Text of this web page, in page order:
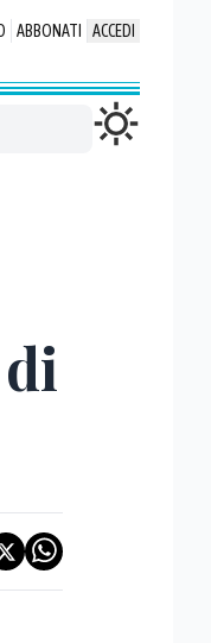
ABBONATI ACCEDI